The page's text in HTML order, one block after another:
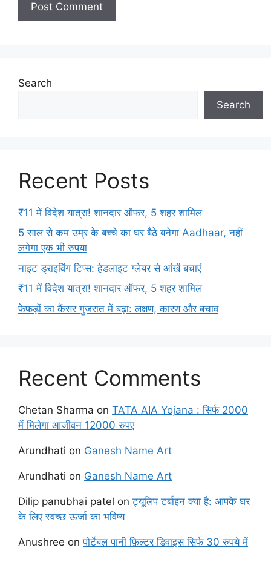
Search
Search
Recent Posts
₹11 में विदेश यात्रा! शानदार ऑफर, 5 शहर शामिल
5 साल से कम उम्र के बच्चे का घर बैठे बनेगा Aadhaar, नहीं
लगेगा एक भी रुपया
नाइट ड्राइविंग टिप्स: हेडलाइट ग्लेयर से आंखें बचाएं
₹11 में विदेश यात्रा! शानदार ऑफर, 5 शहर शामिल
फेफड़ों का कैंसर गुजरात में बढ़ा: लक्षण, कारण और बचाव
Recent Comments
Chetan Sharma on TATA AIA Yojana : सिर्फ 2000
में मिलेगा आजीवन 12000 रुपए
Arundhati on Ganesh Name Art
Arundhati on Ganesh Name Art
Dilip panubhai patel onट्यूलिप टर्बाइन क्या है: आपके घर
के लिए स्वच्छ ऊर्जा का भविष्य
Anushree onपोर्टेबल पानी फ़िल्टर डिवाइस सिर्फ 30 रुपये में